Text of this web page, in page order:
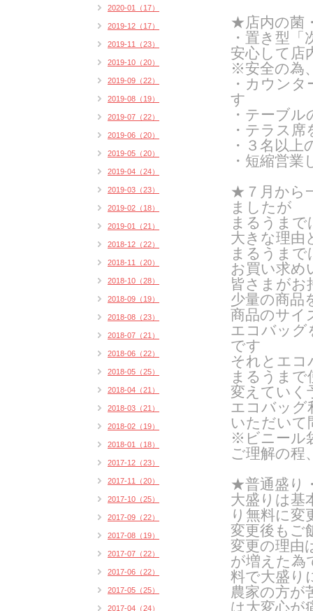
★店内の菌
・置き型
安心して店
※安全の為
・カウン
す
・テーブ
・テラス
・３名以
・短縮営業
★７月から
ましたが
まるうま
大きな理由
まるうまで
お買い求め
皆さまがお
少量の商品
商品のサイ
エコバッグ
です
それとエコ
まるうまで
変えていく
エコバッグ
いただいて
※ビニール
ご理解の程
★普通盛り
大盛りは基
り無料に変
変更後もご
変更の理由
が増えた為
料で大盛り
農家の方が
は大変心が
2020-01（17）
2019-12（17）
2019-11（23）
2019-10（20）
2019-09（22）
2019-08（19）
2019-07（22）
2019-06（20）
2019-05（20）
2019-04（24）
2019-03（23）
2019-02（18）
2019-01（21）
2018-12（22）
2018-11（20）
2018-10（28）
2018-09（19）
2018-08（23）
2018-07（21）
2018-06（22）
2018-05（25）
2018-04（21）
2018-03（21）
2018-02（19）
2018-01（18）
2017-12（23）
2017-11（20）
2017-10（25）
2017-09（22）
2017-08（19）
2017-07（22）
2017-06（22）
2017-05（25）
2017-04（24）